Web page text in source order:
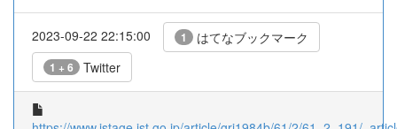
2023-09-22 22:15:00 1 はてなブックマーク
1 + 6 Twitter